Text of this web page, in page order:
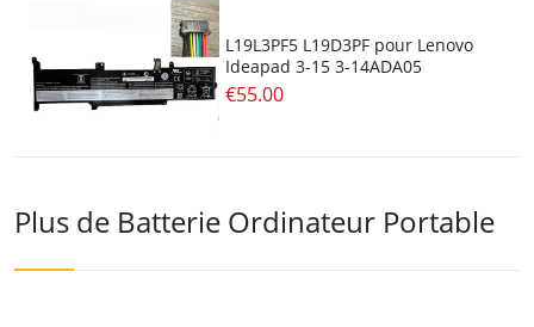
L19L3PF5 L19D3PF pour Lenovo
Ideapad 3-15 3-14ADA05
€55.00
Plus de Batterie Ordinateur Portable